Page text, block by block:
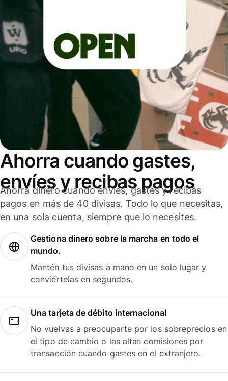
Ahorra cuando gastes,
envíes y recibas pagos
Ahorra dinero cuando envíes, gastes y recibas
pagos en más de 40 divisas. Todo lo que necesitas,
en una sola cuenta, siempre que lo necesites.
Gestiona dinero sobre la marcha en todo el
mundo.
Mantén tus divisas a mano en un solo lugar y
conviértelas en segundos.
Una tarjeta de débito internacional
No vuelvas a preocuparte por los sobreprecios en
el tipo de cambio o las altas comisiones por
transacción cuando gastes en el extranjero.